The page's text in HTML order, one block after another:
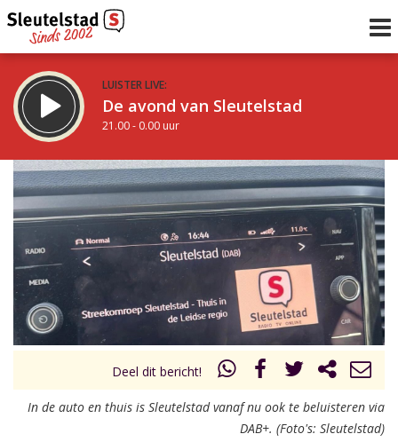
LUISTER LIVE:
De avond van Sleutelstad
21.00 - 0.00 uur
STRAKS:
De nacht van Sleutelstad
0.00 - 6.00 uur
Vorig uur
uur 1 van 0 Volgend uur
Deel dit bericht!
In de auto en thuis is Sleutelstad vanaf nu ook te beluisteren via
DAB+. (Foto's: Sleutelstad)